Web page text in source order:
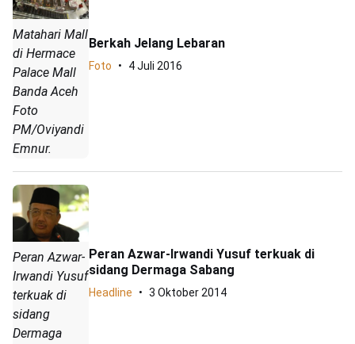
Matahari Mall
di Hermace
Palace Mall
Banda Aceh
Foto
PM/Oviyandi
Emnur.
Berkah Jelang Lebaran
Foto 4 Juli 2016
Peran Azwar-
Irwandi Yusuf
terkuak di
sidang
Dermaga
Peran Azwar-Irwandi Yusuf terkuak di
sidang Dermaga Sabang
Headline 3 Oktober 2014